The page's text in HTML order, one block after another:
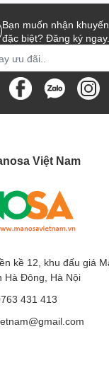
Bạn muốn nhận
đặc biệt? Đăng ký ngay.
Việt Nam
kề 12, khu đấu giá
Hà Đông, Hà Nội
431 413